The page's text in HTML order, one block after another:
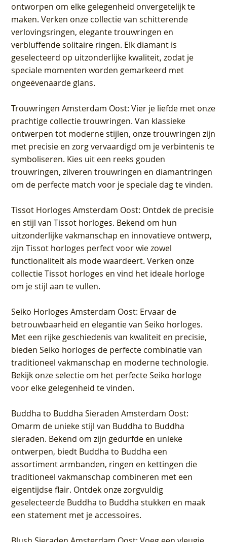
ontworpen om elke gelegenheid onvergetelijk te
maken. Verken onze collectie van schitterende
verlovingsringen, elegante trouwringen en
verbluffende solitaire ringen. Elk diamant is
geselecteerd op uitzonderlijke kwaliteit, zodat je
speciale momenten worden gemarkeerd met
ongeëvenaarde glans.
Trouwringen Amsterdam Oost: Vier je liefde met onze
prachtige collectie trouwringen. Van klassieke
ontwerpen tot moderne stijlen, onze trouwringen zijn
met precisie en zorg vervaardigd om je verbintenis te
symboliseren. Kies uit een reeks gouden
trouwringen, zilveren trouwringen en diamantringen
om de perfecte match voor je speciale dag te vinden.
Tissot Horloges Amsterdam Oost: Ontdek de precisie
en stijl van Tissot horloges. Bekend om hun
uitzonderlijke vakmanschap en innovatieve ontwerp,
zijn Tissot horloges perfect voor wie zowel
functionaliteit als mode waardeert. Verken onze
collectie Tissot horloges en vind het ideale horloge
om je stijl aan te vullen.
Seiko Horloges Amsterdam Oost: Ervaar de
betrouwbaarheid en elegantie van Seiko horloges.
Met een rijke geschiedenis van kwaliteit en precisie,
bieden Seiko horloges de perfecte combinatie van
traditioneel vakmanschap en moderne technologie.
Bekijk onze selectie om het perfecte Seiko horloge
voor elke gelegenheid te vinden.
Buddha to Buddha Sieraden Amsterdam Oost:
Omarm de unieke stijl van Buddha to Buddha
sieraden. Bekend om zijn gedurfde en unieke
ontwerpen, biedt Buddha to Buddha een
assortiment armbanden, ringen en kettingen die
traditioneel vakmanschap combineren met een
eigentijdse flair. Ontdek onze zorgvuldig
geselecteerde Buddha to Buddha stukken en maak
een statement met je accessoires.